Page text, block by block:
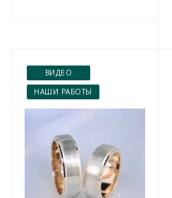
ВИДЕО
НАШИ РАБОТЫ